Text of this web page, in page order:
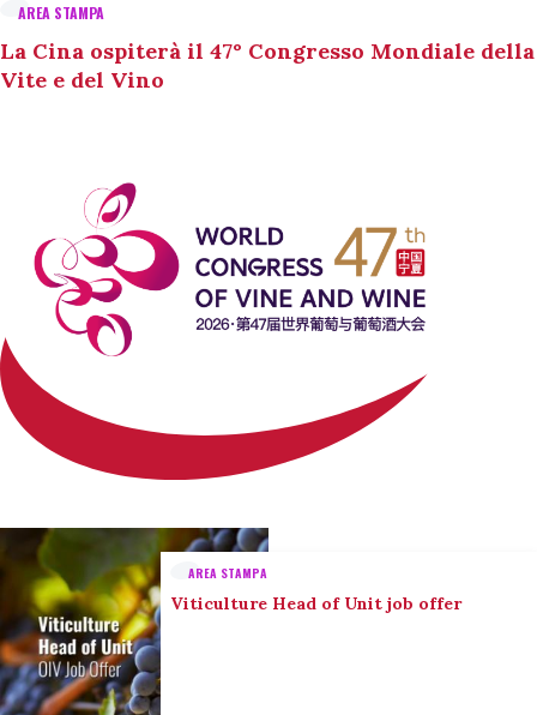
AREA STAMPA
La Cina ospiterà il 47° Congresso Mondiale della
Vite e del Vino
AREA STAMPA
Viticulture Head of Unit job offer